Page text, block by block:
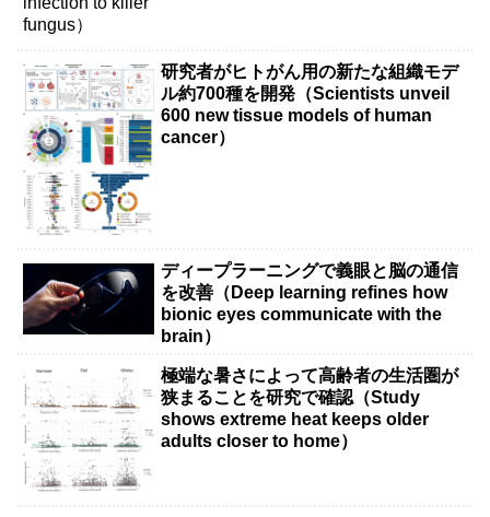
研究者がヒトがん用の新たな組織モデ
ル約700種を開発（Scientists unveil
600 new tissue models of human
cancer）
ディープラーニングで義眼と脳の通信
を改善（Deep learning refines how
bionic eyes communicate with the
brain）
極端な暑さによって高齢者の生活圏が
狭まることを研究で確認（Study
shows extreme heat keeps older
adults closer to home）